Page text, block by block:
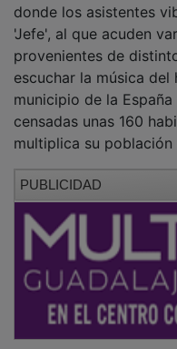
donde los asistentes
'Jefe', al que acuden
provenientes de
escuchar la música
municipio de la
censadas unas 160
multiplica su
PUBLICIDAD